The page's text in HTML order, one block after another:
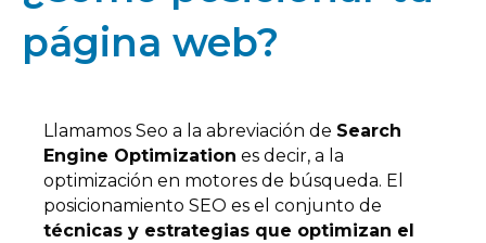
página web?
Llamamos Seo a la abreviación de Search
Engine Optimization es decir, a la
optimización en motores de búsqueda. El
posicionamiento SEO es el conjunto de
técnicas y estrategias que optimizan el